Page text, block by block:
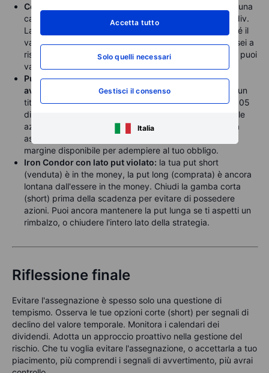
Accetta tutto
Solo quelli necessari
Gestisci il consenso
Italia
Covered Call su un titolo con dividendo:
hai venduto una
call a €48, e il titolo è a €49,20 il giorno prima dell'ex-div.
La call è negoziata a €1,05. Il dividendo è €1,20. Poiché il
valore temporale dell'opzione è inferiore al dividendo, sei a
rischio di essere assegnato. Per evitare l'assegnazione puoi
valutare di effettuare il rolling o chiudere l'opzione.
Put garantita da liquidità (cash secured put) che si
avvicina alla scadenza:hai venduto una put a €22 su un
titolo che ora è quotato a €17,80. L'opzione ha solo €0,05
di valore estrinseco rimasto. Vuoi evitare di acquistare le
azioni? Chiudila o effettua il rollover. Vuoi il titolo? Allora
aspetta l'assegnazione ma verifica di avere sempre il
margine disponibile per adempiere al tuo obbligo.
Iron Condor con lato put violato: la tua put short
(venduta) è in the money, la put long (comprata) è ancora
lontana dall'essere in the money. Chiudi la gamba corta
(short) prima della scadenza per evitare di possedere
azioni. Puoi ancora mantenere la put lunga se ti aspetti un
rimbalzo, o chiudere l'intero lato della strategia.
Riflessione finale
Evitare l'assegnazione è spesso solo una questione di
tempismo. Osserva le tue opzioni corte (short) per segnali di
declino del valore temporale. Monitora i calendari dei
dividendi. Adotta un approccio proattivo nella gestione del
rischio. Che tu voglia evitare l'assegnazione, o accettarla a tuo
piacimento, più comprendi i segnali di avvertimento, più avrai